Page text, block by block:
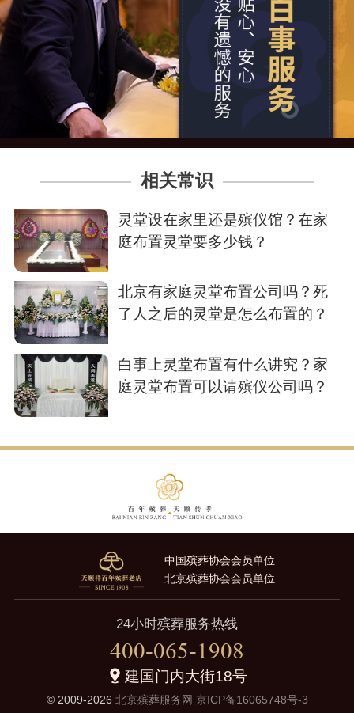
相关常识
灵堂设在家里还是殡仪馆？在家
庭布置灵堂要多少钱？
北京有家庭灵堂布置公司吗？死
了人之后的灵堂是怎么布置的？
白事上灵堂布置有什么讲究？家
庭灵堂布置可以请殡仪公司吗？
中国殡葬协会会员单位
北京殡葬协会会员单位
24小时殡葬服务热线
400-065-1908
建国门内大街18号
© 2009-2026 北京殡葬服务网 京ICP备16065748号-3